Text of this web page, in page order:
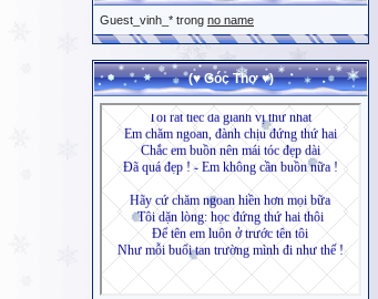
Guest_vinh_* trong no name
(♥ Góc Thơ ♥)